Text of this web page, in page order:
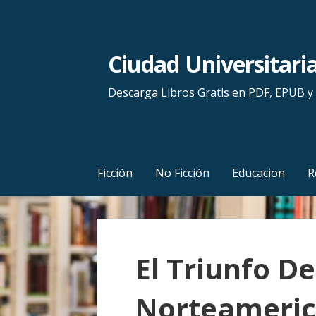
n
t
e
n
i
d
Ciudad
Descarga Libros Gratis en PDF, EPUB y
Ficción No Ficción Educacion
El Triunfo